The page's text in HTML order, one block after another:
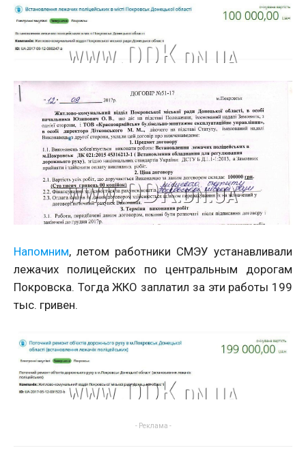
Напомним, летом работники СМЭУ устанавливали
лежачих полицейских по центральным дорогам
Покровска. Тогда ЖКО заплатил за эти работы 199
тыс. гривен.
- Реклама -